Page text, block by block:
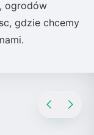
ogrodów
gdzie chcemy